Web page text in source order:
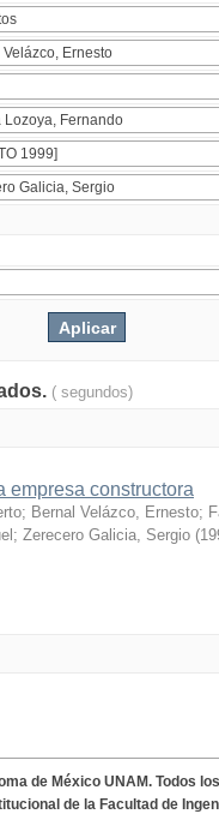
( segundos)
empresa constructora
; Bernal Velázco, Ernesto;
; Zerecero Galicia, Sergio (
de México UNAM. Todos
de la Facultad de